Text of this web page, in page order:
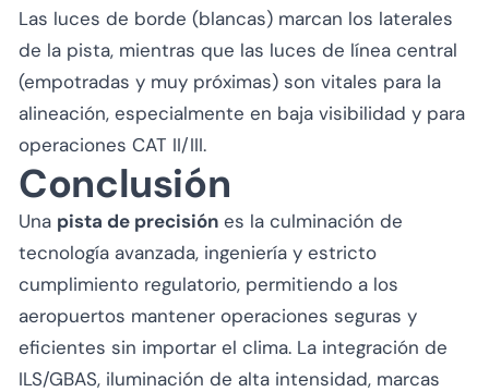
Las luces de borde (blancas) marcan los laterales
de la pista, mientras que las luces de línea central
(empotradas y muy próximas) son vitales para la
alineación, especialmente en baja visibilidad y para
operaciones CAT II/III.
Conclusión
Una pista de precisión es la culminación de
tecnología avanzada, ingeniería y estricto
cumplimiento regulatorio, permitiendo a los
aeropuertos mantener operaciones seguras y
eficientes sin importar el clima. La integración de
ILS/GBAS, iluminación de alta intensidad, marcas